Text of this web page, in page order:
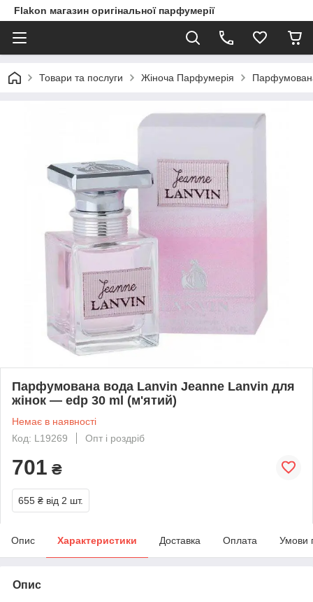
Flakon магазин оригінальної парфумерії
Товари та послуги Жіноча Парфумерія
Парфумована вода Lanvin Jeanne Lanvin для
жінок — edp 30 ml (м'ятий)
Немає в наявності
Код: L19269
Опт і роздріб
701 ₴
655 ₴ від 2 шт.
Опис Характеристики Доставка Оплата Умови
Опис